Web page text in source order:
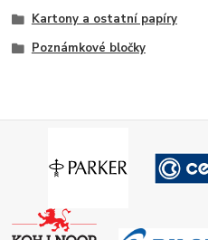
Kartony a ostatní papíry
Poznámkové bločky